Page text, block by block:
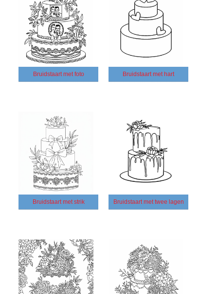
Bruidstaart met foto Bruidstaart met hart
Bruidstaart met strik Bruidstaart met twee lagen